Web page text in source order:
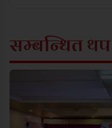
सम्बन्धित